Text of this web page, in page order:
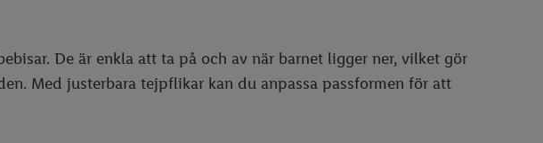
De är enkla att ta på och av när barnet ligger ner, vilket gör
Med justerbara tejpflikar kan du anpassa passformen för att